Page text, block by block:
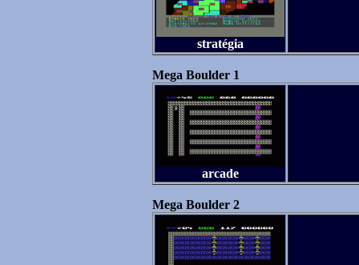
stratégia
Mega Boulder 1
arcade
Mega Boulder 2